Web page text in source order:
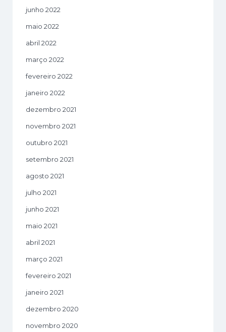
junho 2022
maio 2022
abril 2022
março 2022
fevereiro 2022
janeiro 2022
dezembro 2021
novembro 2021
outubro 2021
setembro 2021
agosto 2021
julho 2021
junho 2021
maio 2021
abril 2021
março 2021
fevereiro 2021
janeiro 2021
dezembro 2020
novembro 2020